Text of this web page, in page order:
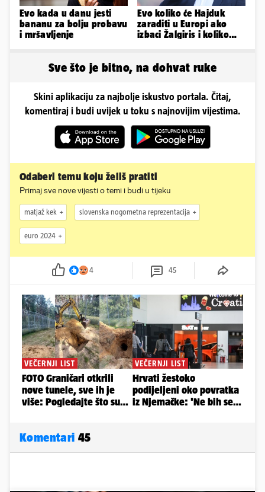
Evo kada u danu jesti
bananu za bolju probavu
i mršavljenje
Evo koliko će Hajduk
zaraditi u Europi ako
izbaci Žalgiris i koliko
Sve što je bitno, na dohvat ruke
Skini aplikaciju za najbolje iskustvo portala. Čitaj,
komentiraj i budi uvijek u toku s najnovijim vijestima.
Odaberi temu koju želiš pratiti
Primaj sve nove vijesti o temi i budi u tijeku
matjaž kek slovenska nogometna reprezentacija
euro 2024
4 45
Komentari 45